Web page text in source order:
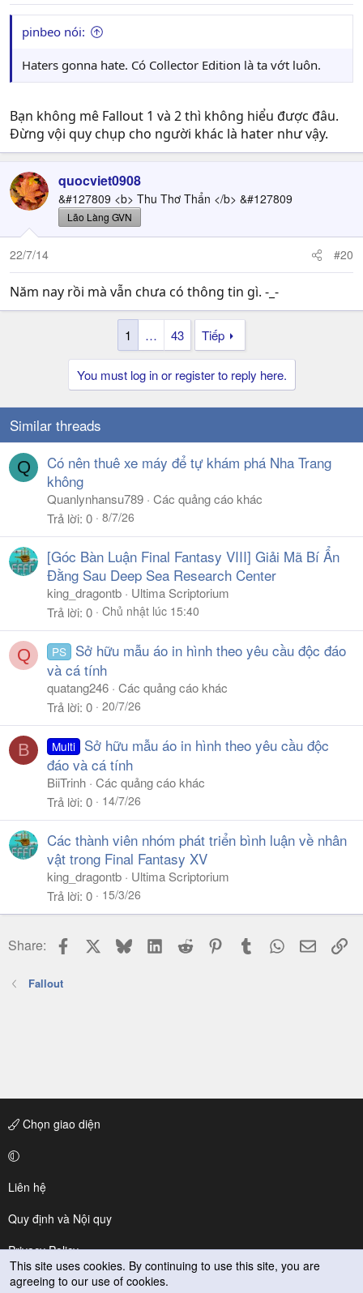
pinbeo nói:
Haters gonna hate. Có Collector Edition là ta vớt luôn.
Bạn không mê Fallout 1 và 2 thì không hiểu được đâu.
Đừng vội quy chụp cho người khác là hater như vậy.
quocviet0908
&#127809 <b> Thu Thơ Thẩn </b> &#127809
Lão Làng GVN
22/7/14 #20
Năm nay rồi mà vẫn chưa có thông tin gì. -_-
1 … 43 Tiếp
You must log in or register to reply here.
Similar threads
Q
Có nên thuê xe máy để tự khám phá Nha Trang
không
Quanlynhansu789 Các quảng cáo khác
Trả lời 0 8/7/26
[Góc Bàn Luận Final Fantasy VIII] Giải Mã Bí Ẩn
Đằng Sau Deep Sea Research Center
king_dragontb
Ultima Scriptorium
Trả lời 0 Chủ nhật lúc 15:40
Q PS
Sở hữu mẫu áo in hình theo yêu cầu độc đáo
và cá tính
quatang246 Các quảng cáo khác
Trả lời 0 20/7/26
B Multi
Sở hữu mẫu áo in hình theo yêu cầu độc
đáo và cá tính
BiiTrinh Các quảng cáo khác
Trả lời 0 14/7/26
Các thành viên nhóm phát triển bình luận về nhân
vật trong Final Fantasy XV
king_dragontb
Ultima Scriptorium
Trả lời 0 15/3/26
Share: Facebook BlueskyLinkedIn
Reddit PinterestTumblr WhatsApp
Email
Fallout
Chọn giao diện
Liên hệ
Quy định và Nội quy
Privacy Policy
Trợ giúp
This site uses cookies. By continuing to use this site, you are
agreeing to our use of cookies.